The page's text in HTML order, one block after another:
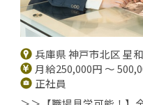
兵庫県 神戸市北区 星
月給250,000円 ～
正社員